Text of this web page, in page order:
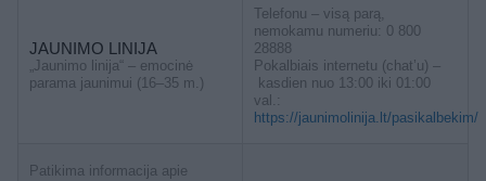
JAUNIMO LINIJA
„Jaunimo linija“ – emocinė
parama jaunimui (16–35 m.)
Telefonu – visą parą,
nemokamu numeriu: 0 800
28888
Pokalbiais internetu (chat’u) –
kasdien nuo 13:00 iki 01:00
val.:
https://jaunimolinija.lt/pasikalbekim/
Patikima informacija apie